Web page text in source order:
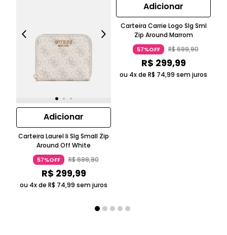
Adicionar
Carteira Laurel Ii Slg Small Zip
Around Off White
57%OFF R$699,90
R$ 299,99
ou 4x de R$ 74,99 sem juros
Adicionar
Carteira Carrie Logo Slg Sml
Zip Around Marrom
57%OFF R$699,90
R$ 299,99
ou 4x de R$ 74,99 sem juros